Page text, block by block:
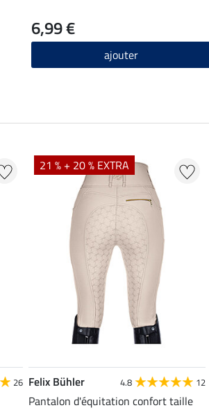
6,99 €
ajouter
26
21 % + 20 % EXTRA
Felix Bühler 4.8 12
Pantalon d'équitation confort taille